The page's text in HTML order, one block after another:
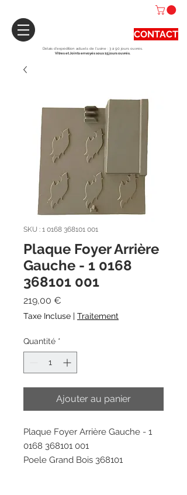
CONTACT
Délais d'expédition actuels de l'usine : 3 à 90 jours ouvrés.
Vitres et Joints envoyés sous 15 jours ouvrés.
SKU : 1 0168 368101 001
Plaque Foyer Arrière
Gauche - 1 0168
368101 001
219,00 €
Taxe Incluse | Traitement
Quantité *
Ajouter au panier
Plaque Foyer Arrière Gauche - 1
0168 368101 001
Poele Grand Bois 368101